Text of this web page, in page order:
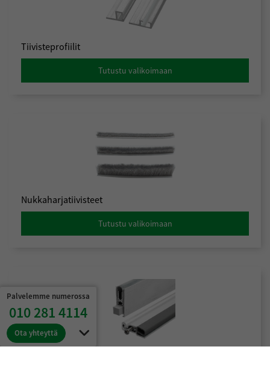
Tiivisteprofiilit
Tutustu valikoimaan
Nukkaharjatiivisteet
Tutustu valikoimaan
Palvelemme numerossa
010 281 4114
Ota yhteyttä